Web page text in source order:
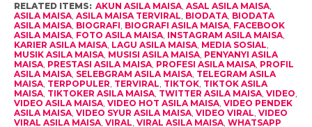
RELATED ITEMS: AKUN ASILA MAISA, ASAL ASILA MAISA,
ASILA MAISA, ASILA MAISA TERVIRAL, BIODATA, BIODATA
ASILA MAISA, BIOGRAFI, BIOGRAFI ASILA MAISA, FACEBOOK
ASILA MAISA, FOTO ASILA MAISA, INSTAGRAM ASILA MAISA,
KARIER ASILA MAISA, LAGU ASILA MAISA, MEDIA SOSIAL,
MUSIK ASILA MAISA, MUSISI ASILA MAISA, PENYANYI ASILA
MAISA, PRESTASI ASILA MAISA, PROFESI ASILA MAISA, PROFIL
ASILA MAISA, SELEBGRAM ASILA MAISA, TELEGRAM ASILA
MAISA, TERPOPULER, TERVIRAL, TIKTOK, TIKTOK ASILA
MAISA, TIKTOKER ASILA MAISA, TWITTER ASILA MAISA, VIDEO,
VIDEO ASILA MAISA, VIDEO HOT ASILA MAISA, VIDEO PENDEK
ASILA MAISA, VIDEO SYUR ASILA MAISA, VIDEO VIRAL, VIDEO
VIRAL ASILA MAISA, VIRAL, VIRAL ASILA MAISA, WHATSAPP